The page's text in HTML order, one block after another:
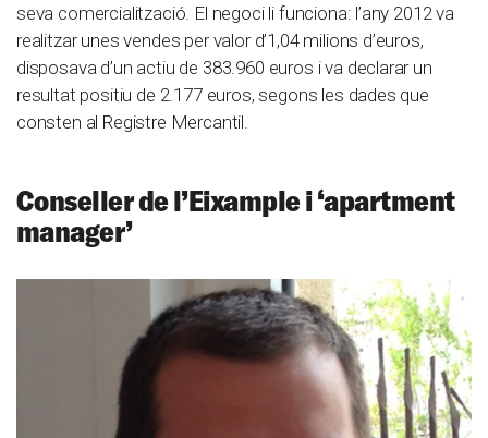
seva comercialització. El negoci li funciona: l’any 2012 va
realitzar unes vendes per valor d’1,04 milions d’euros,
disposava d’un actiu de 383.960 euros i va declarar un
resultat positiu de 2.177 euros, segons les dades que
consten al Registre Mercantil.
Conseller de l’Eixample i ‘apartment
manager’